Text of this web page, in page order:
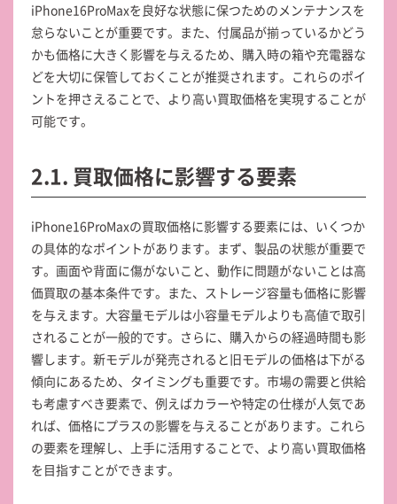
iPhone16ProMaxを良好な状態に保つためのメンテナンスを
怠らないことが重要です。また、付属品が揃っているかどう
かも価格に大きく影響を与えるため、購入時の箱や充電器な
どを大切に保管しておくことが推奨されます。これらのポイ
ントを押さえることで、より高い買取価格を実現することが
可能です。
2.1. 買取価格に影響する要素
iPhone16ProMaxの買取価格に影響する要素には、いくつか
の具体的なポイントがあります。まず、製品の状態が重要で
す。画面や背面に傷がないこと、動作に問題がないことは高
価買取の基本条件です。また、ストレージ容量も価格に影響
を与えます。大容量モデルは小容量モデルよりも高値で取引
されることが一般的です。さらに、購入からの経過時間も影
響します。新モデルが発売されると旧モデルの価格は下がる
傾向にあるため、タイミングも重要です。市場の需要と供給
も考慮すべき要素で、例えばカラーや特定の仕様が人気であ
れば、価格にプラスの影響を与えることがあります。これら
の要素を理解し、上手に活用することで、より高い買取価格
を目指すことができます。